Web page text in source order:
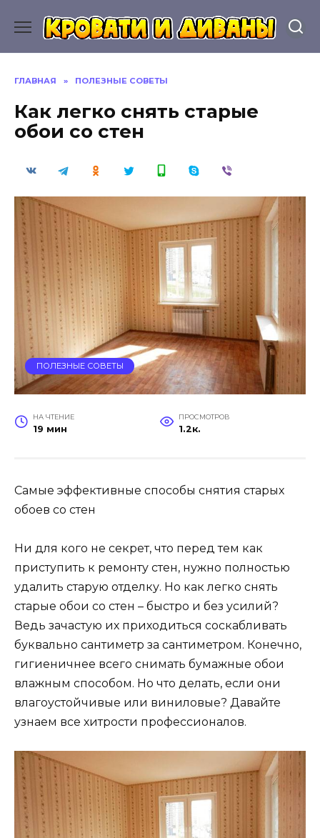
содержанию
ГЛАВНАЯ » ПОЛЕЗНЫЕ СОВЕТЫ
Как легко снять старые
обои со стен
ПОЛЕЗНЫЕ СОВЕТЫ
НА ЧТЕНИЕ
19 мин
ПРОСМОТРОВ
1.2к.
Самые эффективные способы снятия старых
обоев со стен
Ни для кого не секрет, что перед тем как
приступить к ремонту стен, нужно полностью
удалить старую отделку. Но как легко снять
старые обои со стен – быстро и без усилий?
Ведь зачастую их приходиться соскабливать
буквально сантиметр за сантиметром. Конечно,
гигиеничнее всего снимать бумажные обои
влажным способом. Но что делать, если они
влагоустойчивые или виниловые? Давайте
узнаем все хитрости профессионалов.